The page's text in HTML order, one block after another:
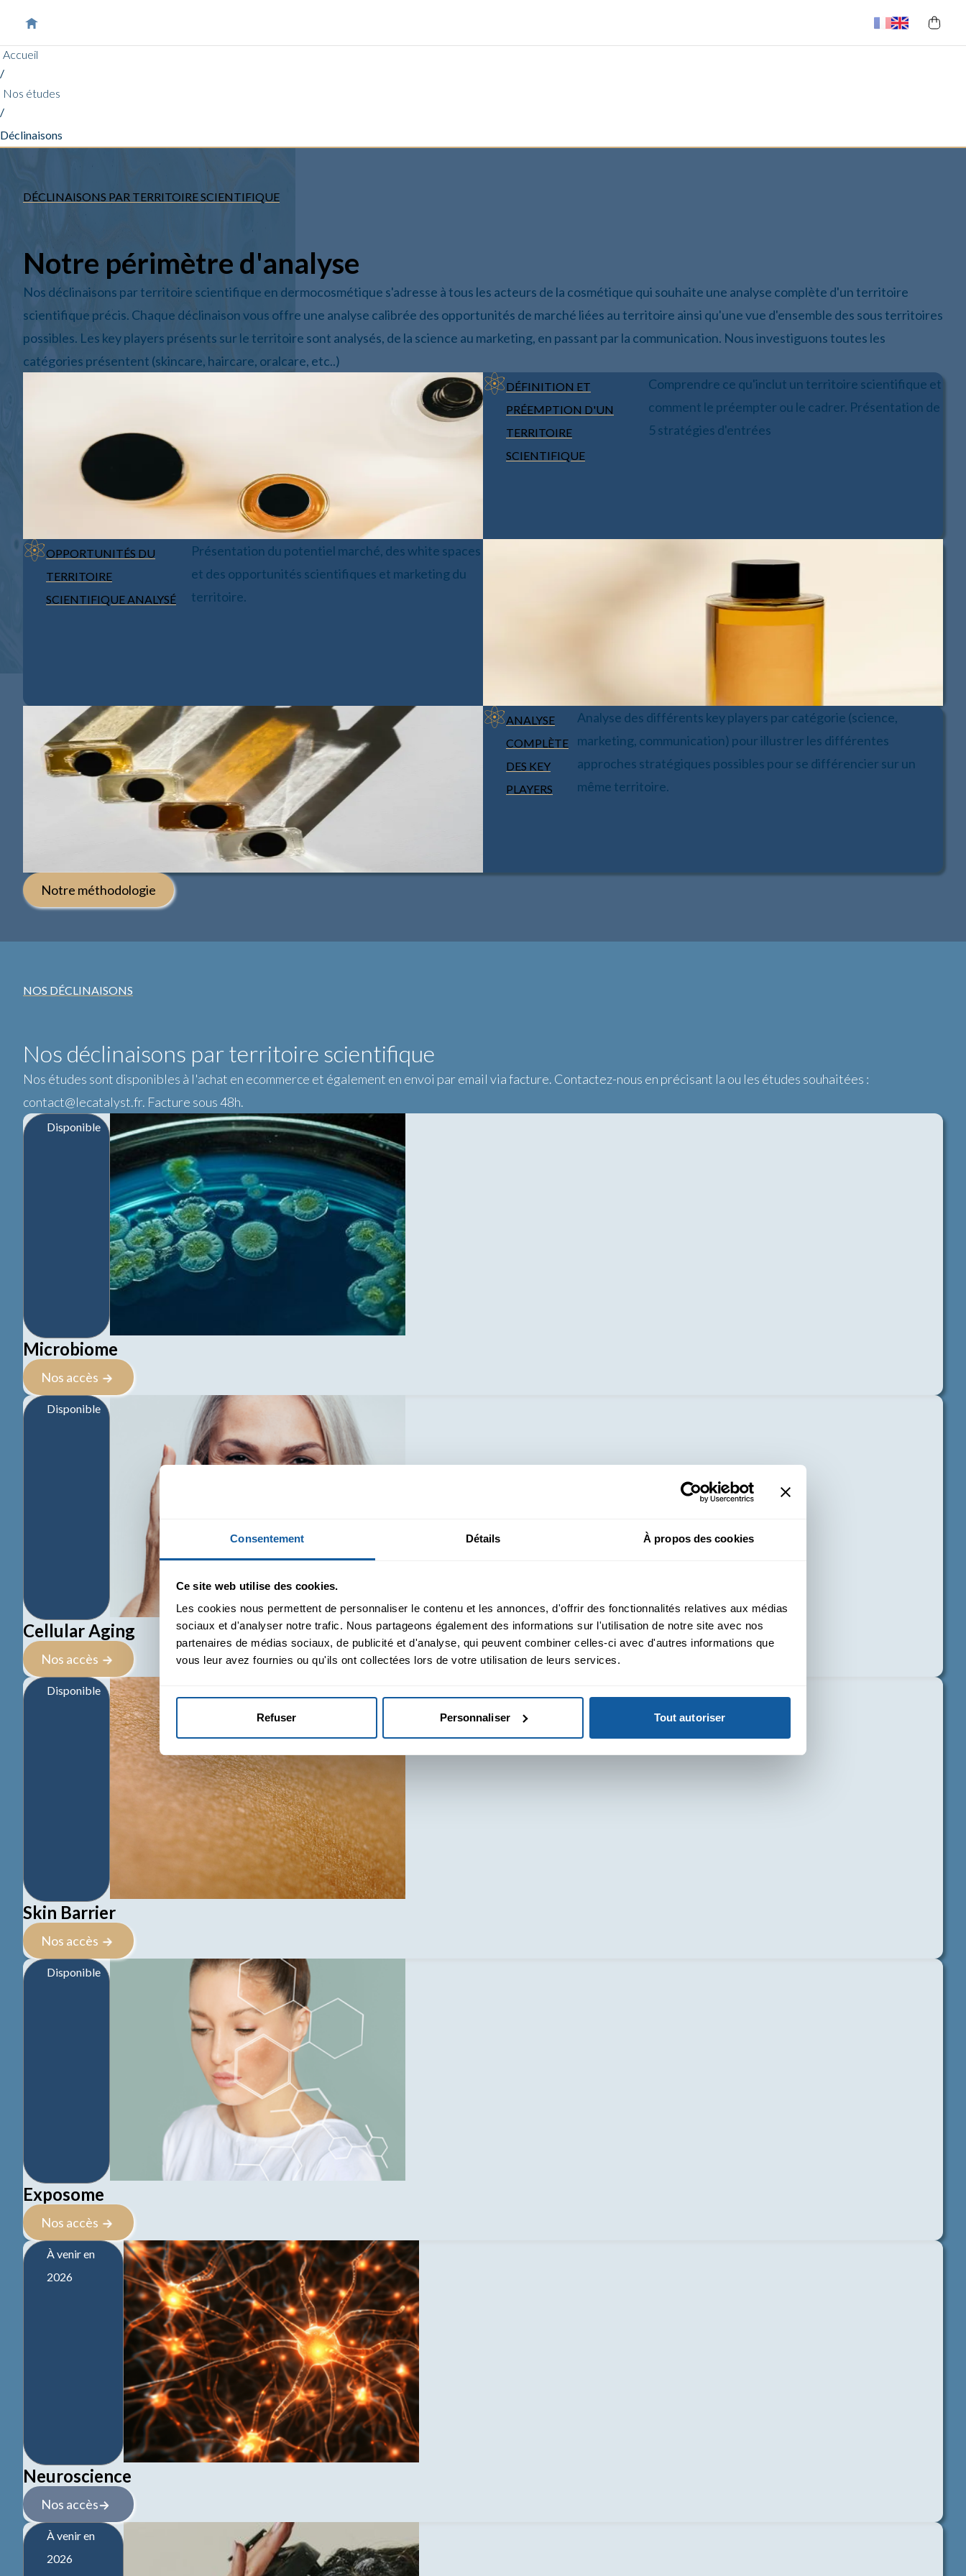
Consentement Détails À propos des cookies
Ce site web utilise des cookies.
Les cookies nous permettent de personnaliser le contenu et les annonces, d'offrir des fonctionnalités relatives aux médias
sociaux et d'analyser notre trafic. Nous partageons également des informations sur l'utilisation de notre site avec nos
partenaires de médias sociaux, de publicité et d'analyse, qui peuvent combiner celles-ci avec d'autres informations que
vous leur avez fournies ou qu'ils ont collectées lors de votre utilisation de leurs services.
Refuser Personnaliser Tout autoriser
Accueil
/
Nos études
/
Déclinaisons
DÉCLINAISONS PAR TERRITOIRE SCIENTIFIQUE
Notre périmètre d'analyse
Nos déclinaisons par territoire scientifique en dermocosmétique s'adresse à tous les acteurs de la cosmétique qui souhaite une analyse complète d'un territoire
scientifique précis. Chaque déclinaison vous offre une analyse calibrée des opportunités de marché liées au territoire ainsi qu'une vue d'ensemble des sous territoires
possibles. Les key players présents sur le territoire sont analysés, de la science au marketing, en passant par la communication. Nous investiguons toutes les
catégories présentent (skincare, haircare, oralcare, etc..)
DÉFINITION ET
PRÉEMPTION D'UN
TERRITOIRE
SCIENTIFIQUE
Comprendre ce qu'inclut un territoire scientifique et
comment le préempter ou le cadrer. Présentation de
5 stratégies d'entrées
OPPORTUNITÉS DU
TERRITOIRE
SCIENTIFIQUE ANALYSÉ
Présentation du potentiel marché, des white spaces
et des opportunités scientifiques et marketing du
territoire.
ANALYSE
COMPLÈTE
DES KEY
PLAYERS
Analyse des différents key players par catégorie (science,
marketing, communication) pour illustrer les différentes
approches stratégiques possibles pour se différencier sur un
même territoire.
Notre méthodologie
NOS DÉCLINAISONS
Nos déclinaisons par territoire scientifique
Nos études sont disponibles à l'achat en ecommerce et également en envoi par email via facture. Contactez-nous en précisant la ou les études souhaitées :
contact@lecatalyst.fr. Facture sous 48h.
Disponible
Microbiome
Nos accès
Disponible
Cellular Aging
Nos accès
Disponible
Skin Barrier
Nos accès
Disponible
Exposome
Nos accès
À venir en
2026
Neuroscience
Nos accès
À venir en
2026